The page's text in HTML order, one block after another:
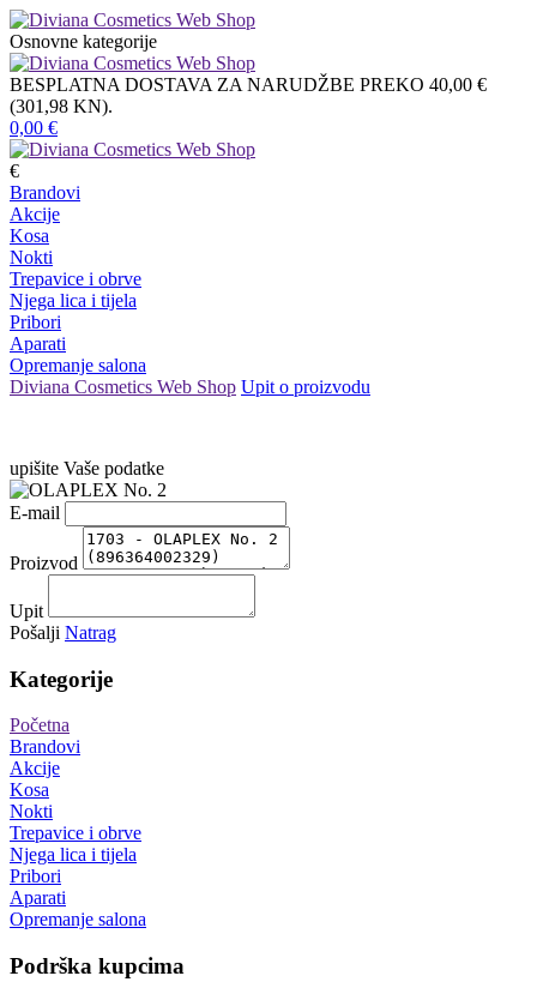
Osnovne kategorije
BESPLATNA DOSTAVA ZA NARUDŽBE PREKO 40,00 €
(301,98 KN).
0,00 €
€
Brandovi
Akcije
Kosa
Nokti
Trepavice i obrve
Njega lica i tijela
Pribori
Aparati
Opremanje salona
Diviana Cosmetics Web Shop Upit o proizvodu
upišite Vaše podatke
E-mail
Proizvod
Upit
Pošalji Natrag
Kategorije
Početna
Brandovi
Akcije
Kosa
Nokti
Trepavice i obrve
Njega lica i tijela
Pribori
Aparati
Opremanje salona
Podrška kupcima